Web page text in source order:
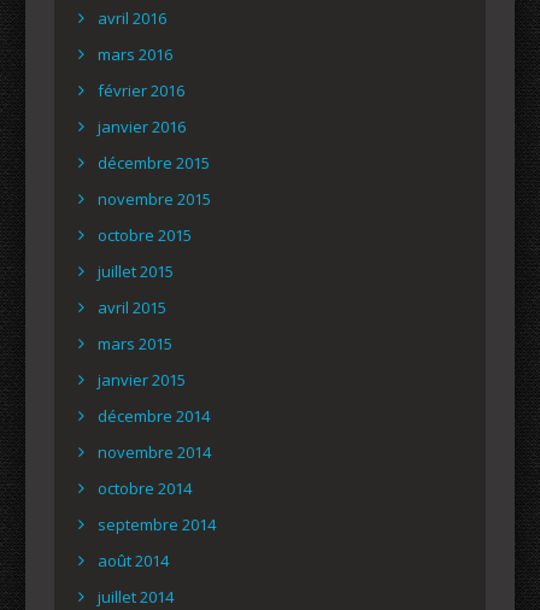
avril 2016
mars 2016
février 2016
janvier 2016
décembre 2015
novembre 2015
octobre 2015
juillet 2015
avril 2015
mars 2015
janvier 2015
décembre 2014
novembre 2014
octobre 2014
septembre 2014
août 2014
juillet 2014